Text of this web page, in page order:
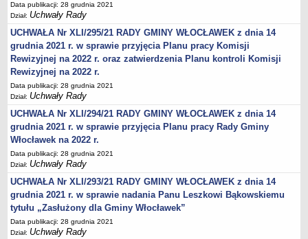
Analiza Gospodarki Odpadami
PORADNIK INTERESANTA
Obsługa osób doświadczonych trwałymi lub okresowymi
trudnościami w komunikowaniu się (słabosłyszących i
głuchoniemych)
Jak załatwić sprawę
Informacje nieudostępnione
Wniosek o udostępnienie informacji publicznej
Strategia rozwoju
Zagospodarowanie przestrzenne
Program opieki nad zabytkami
Według roczników
DZIAŁ WYBORCZY
Wybory Prezydenckie 28 czerwca 2020
Data publikacji: 28 grudnia 2021
Dział: Uchwały Rady
UCHWAŁA Nr XLI/295/21 RADY GMINY WŁOCŁAWEK z dnia 14
grudnia 2021 r. w sprawie przyjęcia Planu pracy Komisji
Rewizyjnej na 2022 r. oraz zatwierdzenia Planu kontroli Komisji
Rewizyjnej na 2022 r.
Data publikacji: 28 grudnia 2021
Dział: Uchwały Rady
UCHWAŁA Nr XLI/294/21 RADY GMINY WŁOCŁAWEK z dnia 14
grudnia 2021 r. w sprawie przyjęcia Planu pracy Rady Gminy
Włocławek na 2022 r.
Data publikacji: 28 grudnia 2021
Dział: Uchwały Rady
UCHWAŁA Nr XLI/293/21 RADY GMINY WŁOCŁAWEK z dnia 14
grudnia 2021 r. w sprawie nadania Panu Leszkowi Bąkowskiemu
tytułu „Zasłużony dla Gminy Włocławek”
Data publikacji: 28 grudnia 2021
Dział: Uchwały Rady